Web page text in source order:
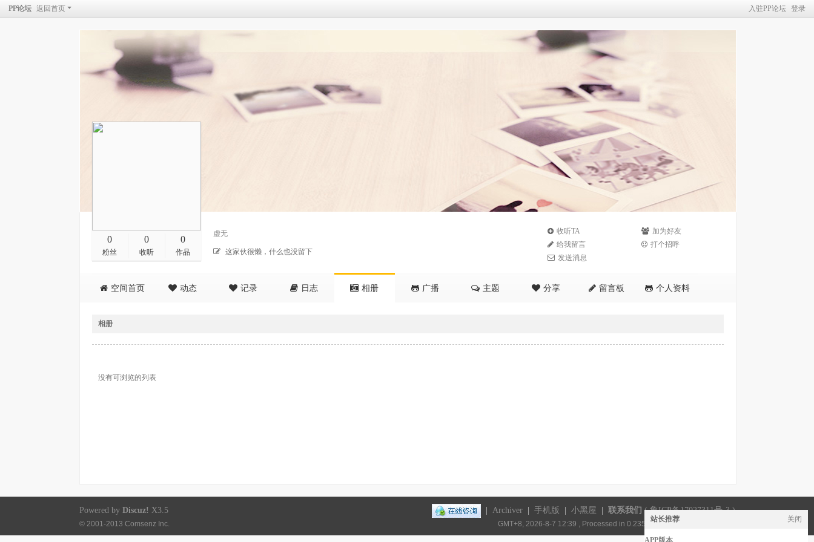
入驻PP论坛 登录
PP论坛 返回首页
0
粉丝
0
收听
0
作品
收听TA
加为好友
给我留言
打个招呼
发送消息
虚无
这家伙很懒，什么也没留下
空间首页 动态 记录 日志 相册 广播 主题 分享 留言板 个人资料
相册
没有可浏览的列表
关闭
站长推荐
APP版本
Archiver 手机版 小黑屋 联系我们 (鲁ICP备17027311号-3)
GMT+8, 2026-8-7 12:39 , Processed in 0.235087 second(s), 19 queries .
Powered by Discuz! X3.5
© 2001-2013 Comsenz Inc.